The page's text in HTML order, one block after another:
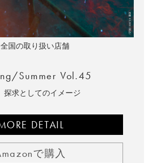
国の取り扱い店舗
Summer Vol.45
探求としてのイメージ
DETAIL
で購入